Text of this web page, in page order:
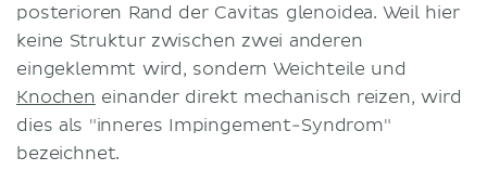
posterioren Rand der Cavitas glenoidea. Weil hier
keine Struktur zwischen zwei anderen
eingeklemmt wird, sondern Weichteile und
Knochen einander direkt mechanisch reizen, wird
dies als "inneres Impingement-Syndrom"
bezeichnet.